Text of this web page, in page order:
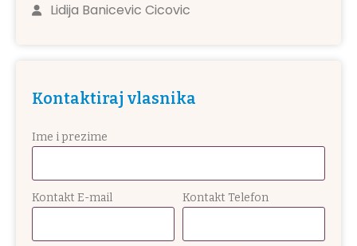
Lidija Banicevic Cicovic
Kontaktiraj vlasnika
Ime i prezime
Kontakt E-mail Kontakt Telefon